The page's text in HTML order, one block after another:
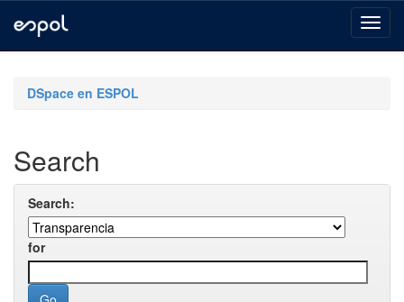
navigationDSpace en ESPOL
Search
Search:
for